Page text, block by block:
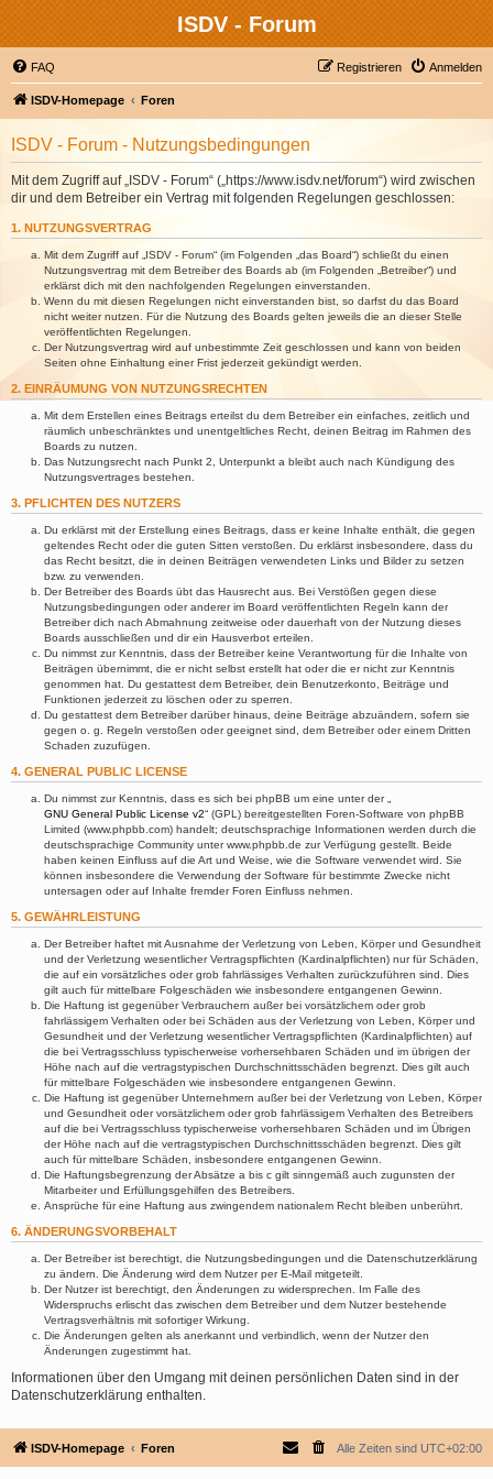
ISDV - Forum
FAQ Anmelden
Registrieren
ISDV-Homepage Foren
ISDV - Forum - Nutzungsbedingungen
Mit dem Zugriff auf „ISDV - Forum“ („https://www.isdv.net/forum“) wird zwischen
dir und dem Betreiber ein Vertrag mit folgenden Regelungen geschlossen:
1. NUTZUNGSVERTRAG
Mit dem Zugriff auf „ISDV - Forum“ (im Folgenden „das Board“) schließt du einen
Nutzungsvertrag mit dem Betreiber des Boards ab (im Folgenden „Betreiber“) und
erklärst dich mit den nachfolgenden Regelungen einverstanden.
Wenn du mit diesen Regelungen nicht einverstanden bist, so darfst du das Board
nicht weiter nutzen. Für die Nutzung des Boards gelten jeweils die an dieser Stelle
veröffentlichten Regelungen.
Der Nutzungsvertrag wird auf unbestimmte Zeit geschlossen und kann von beiden
Seiten ohne Einhaltung einer Frist jederzeit gekündigt werden.
2. EINRÄUMUNG VON NUTZUNGSRECHTEN
Mit dem Erstellen eines Beitrags erteilst du dem Betreiber ein einfaches, zeitlich und
räumlich unbeschränktes und unentgeltliches Recht, deinen Beitrag im Rahmen des
Boards zu nutzen.
Das Nutzungsrecht nach Punkt 2, Unterpunkt a bleibt auch nach Kündigung des
Nutzungsvertrages bestehen.
3. PFLICHTEN DES NUTZERS
Du erklärst mit der Erstellung eines Beitrags, dass er keine Inhalte enthält, die gegen
geltendes Recht oder die guten Sitten verstoßen. Du erklärst insbesondere, dass du
das Recht besitzt, die in deinen Beiträgen verwendeten Links und Bilder zu setzen
bzw. zu verwenden.
Der Betreiber des Boards übt das Hausrecht aus. Bei Verstößen gegen diese
Nutzungsbedingungen oder anderer im Board veröffentlichten Regeln kann der
Betreiber dich nach Abmahnung zeitweise oder dauerhaft von der Nutzung dieses
Boards ausschließen und dir ein Hausverbot erteilen.
Du nimmst zur Kenntnis, dass der Betreiber keine Verantwortung für die Inhalte von
Beiträgen übernimmt, die er nicht selbst erstellt hat oder die er nicht zur Kenntnis
genommen hat. Du gestattest dem Betreiber, dein Benutzerkonto, Beiträge und
Funktionen jederzeit zu löschen oder zu sperren.
Du gestattest dem Betreiber darüber hinaus, deine Beiträge abzuändern, sofern sie
gegen o. g. Regeln verstoßen oder geeignet sind, dem Betreiber oder einem Dritten
Schaden zuzufügen.
4. GENERAL PUBLIC LICENSE
Du nimmst zur Kenntnis, dass es sich bei phpBB um eine unter der „
GNU General Public License v2“ (GPL) bereitgestellten Foren-Software von phpBB
Limited (www.phpbb.com) handelt; deutschsprachige Informationen werden durch die
deutschsprachige Community unter www.phpbb.de zur Verfügung gestellt. Beide
haben keinen Einfluss auf die Art und Weise, wie die Software verwendet wird. Sie
können insbesondere die Verwendung der Software für bestimmte Zwecke nicht
untersagen oder auf Inhalte fremder Foren Einfluss nehmen.
5. GEWÄHRLEISTUNG
Der Betreiber haftet mit Ausnahme der Verletzung von Leben, Körper und Gesundheit
und der Verletzung wesentlicher Vertragspflichten (Kardinalpflichten) nur für Schäden,
die auf ein vorsätzliches oder grob fahrlässiges Verhalten zurückzuführen sind. Dies
gilt auch für mittelbare Folgeschäden wie insbesondere entgangenen Gewinn.
Die Haftung ist gegenüber Verbrauchern außer bei vorsätzlichem oder grob
fahrlässigem Verhalten oder bei Schäden aus der Verletzung von Leben, Körper und
Gesundheit und der Verletzung wesentlicher Vertragspflichten (Kardinalpflichten) auf
die bei Vertragsschluss typischerweise vorhersehbaren Schäden und im übrigen der
Höhe nach auf die vertragstypischen Durchschnittsschäden begrenzt. Dies gilt auch
für mittelbare Folgeschäden wie insbesondere entgangenen Gewinn.
Die Haftung ist gegenüber Unternehmern außer bei der Verletzung von Leben, Körper
und Gesundheit oder vorsätzlichem oder grob fahrlässigem Verhalten des Betreibers
auf die bei Vertragsschluss typischerweise vorhersehbaren Schäden und im Übrigen
der Höhe nach auf die vertragstypischen Durchschnittsschäden begrenzt. Dies gilt
auch für mittelbare Schäden, insbesondere entgangenen Gewinn.
Die Haftungsbegrenzung der Absätze a bis c gilt sinngemäß auch zugunsten der
Mitarbeiter und Erfüllungsgehilfen des Betreibers.
Ansprüche für eine Haftung aus zwingendem nationalem Recht bleiben unberührt.
6. ÄNDERUNGSVORBEHALT
Der Betreiber ist berechtigt, die Nutzungsbedingungen und die Datenschutzerklärung
zu ändern. Die Änderung wird dem Nutzer per E-Mail mitgeteilt.
Der Nutzer ist berechtigt, den Änderungen zu widersprechen. Im Falle des
Widerspruchs erlischt das zwischen dem Betreiber und dem Nutzer bestehende
Vertragsverhältnis mit sofortiger Wirkung.
Die Änderungen gelten als anerkannt und verbindlich, wenn der Nutzer den
Änderungen zugestimmt hat.
Informationen über den Umgang mit deinen persönlichen Daten sind in der
Datenschutzerklärung enthalten.
ISDV-Homepage Foren Alle Zeiten sind UTC+02:00